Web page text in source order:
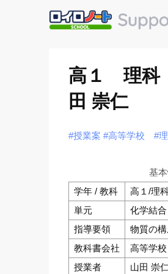
高１ 理科
田 崇仁
#授業案 #高等学校 #
基
学年 / 教科
高１/理
単元
化学結合
指導要領
物質の
教科書会社
高等学
授業者
山田 崇